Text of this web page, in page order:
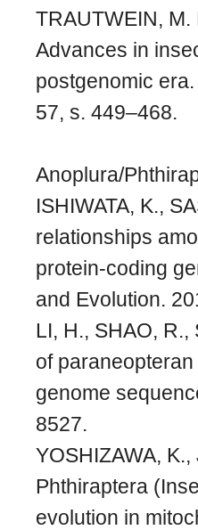
TRAUTWEIN, M.
Advances in
postgenomic
57, s. 449–468.
Anoplura/
ISHIWATA, K.,
relationships
protein-coding
and Evolution.
LI, H., SHAO,
of
genome
8527.
YOSHIZAWA,
Phthiraptera
evolution in